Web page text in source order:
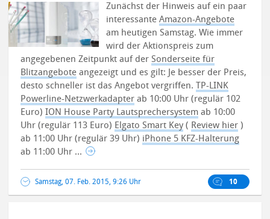
Zunächst der Hinweis auf ein paar
interessanteAmazon-Angebote
am heutigen Samstag. Wie immer
wird der Aktionspreis zum
angegebenen Zeitpunkt auf derSonderseite für
Blitzangebote angezeigt und es gilt: Je besser der Preis,
desto schneller ist das Angebot vergriffen.TP-LINK
Powerline-Netzwerkadapter ab 10:00 Uhr (regulär 102
Euro)ION House Party Lautsprechersystem ab 10:00
Uhr (regulär 113 Euro) Elgato Smart Key ( Review hier )
ab 11:00 Uhr (regulär 39 Uhr) iPhone 5 KFZ-Halterung
ab 11:00 Uhr ...
Samstag, 07. Feb. 2015, 9:26 Uhr 10